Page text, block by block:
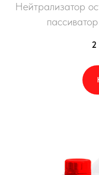
Нейтрализатор
2